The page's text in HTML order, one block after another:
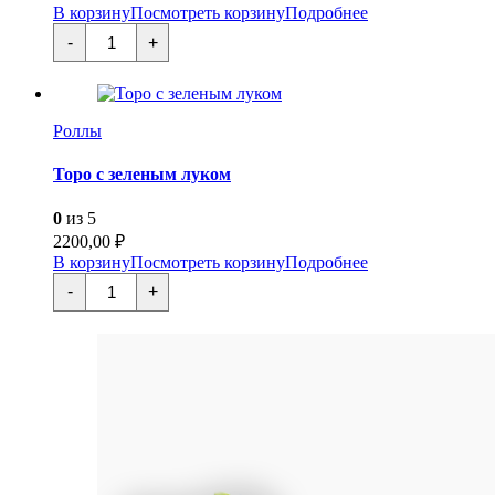
В корзинуПосмотреть корзинуПодробнее
-
Количество
товара
Сакура
Калифорния
+
Роллы
Торо с зеленым луком
0 из 5
2200,00 ₽
В корзинуПосмотреть корзинуПодробнее
-
Количество
товара
Торо
+